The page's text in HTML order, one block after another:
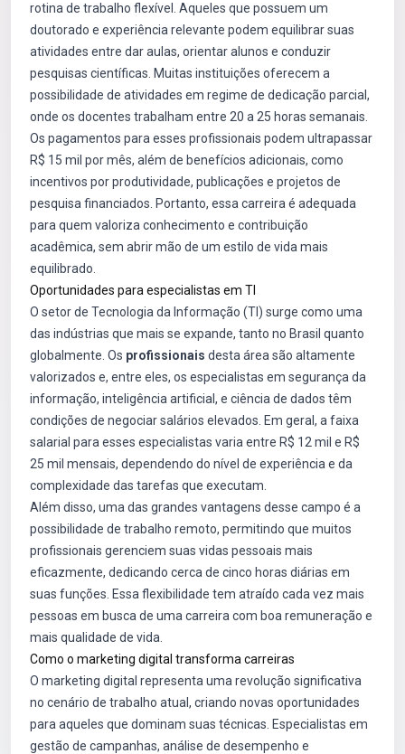
rotina de trabalho flexível. Aqueles que possuem um
doutorado e experiência relevante podem equilibrar suas
atividades entre dar aulas, orientar alunos e conduzir
pesquisas científicas. Muitas instituições oferecem a
possibilidade de atividades em regime de dedicação parcial,
onde os docentes trabalham entre 20 a 25 horas semanais.
Os pagamentos para esses profissionais podem ultrapassar
R$ 15 mil por mês, além de benefícios adicionais, como
incentivos por produtividade, publicações e projetos de
pesquisa financiados. Portanto, essa carreira é adequada
para quem valoriza conhecimento e contribuição
acadêmica, sem abrir mão de um estilo de vida mais
equilibrado.
Oportunidades para especialistas em TI
O setor de Tecnologia da Informação (TI) surge como uma
das indústrias que mais se expande, tanto no Brasil quanto
globalmente. Os profissionais desta área são altamente
valorizados e, entre eles, os especialistas em segurança da
informação, inteligência artificial, e ciência de dados têm
condições de negociar salários elevados. Em geral, a faixa
salarial para esses especialistas varia entre R$ 12 mil e R$
25 mil mensais, dependendo do nível de experiência e da
complexidade das tarefas que executam.
Além disso, uma das grandes vantagens desse campo é a
possibilidade de trabalho remoto, permitindo que muitos
profissionais gerenciem suas vidas pessoais mais
eficazmente, dedicando cerca de cinco horas diárias em
suas funções. Essa flexibilidade tem atraído cada vez mais
pessoas em busca de uma carreira com boa remuneração e
mais qualidade de vida.
Como o marketing digital transforma carreiras
O marketing digital representa uma revolução significativa
no cenário de trabalho atual, criando novas oportunidades
para aqueles que dominam suas técnicas. Especialistas em
gestão de campanhas, análise de desempenho e